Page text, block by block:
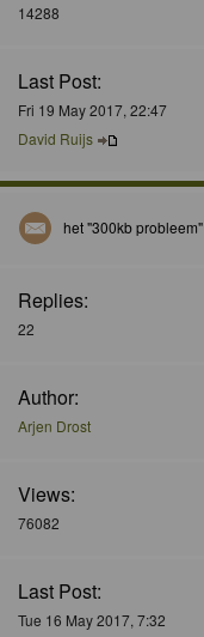
14288
Last Post:
Fri 19 May 2017, 22:47
David Ruijs
het "300kb probleem"
Replies:
22
Author:
Arjen Drost
Views:
76082
Last Post:
Tue 16 May 2017, 7:32